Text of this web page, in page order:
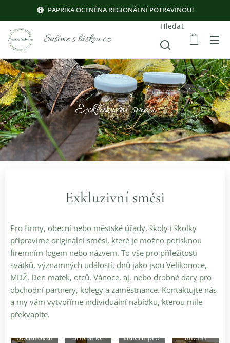
PAPRIKA OCENĚNA REGIONÁLNÍ POTRAVINOU!
Sušíme s láskou.cz
Hledat
Exkluzivní směsi
Exkluzivní směsi
Pro firmy, obecní nebo městské úřady, školy i školky
připravíme originální směsi, které je možno potisknou
firemním logem nebo názvem. To vše pro příležitosti
svátků, významných událostí, dnů jako jsou Velikonoce,
MDŽ, Den matek, otců, Vánoce, aj. nebo drobné dary pro
obchodní partnery, kolegy a zaměstnance. Kontaktujte nás
a my vám vytvoříme individuální nabídku, kterou mile
překvapíte.
Obec
obdaroval
Směsi ke
balení pro
Klienti